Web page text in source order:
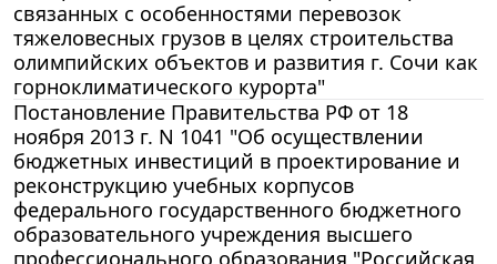
связанных с особенностями перевозок
тяжеловесных грузов в целях строительства
олимпийских объектов и развития г. Сочи как
горноклиматического курорта"
Постановление Правительства РФ от 18
ноября 2013 г. N 1041 "Об осуществлении
бюджетных инвестиций в проектирование и
реконструкцию учебных корпусов
федерального государственного бюджетного
образовательного учреждения высшего
профессионального образования "Российская